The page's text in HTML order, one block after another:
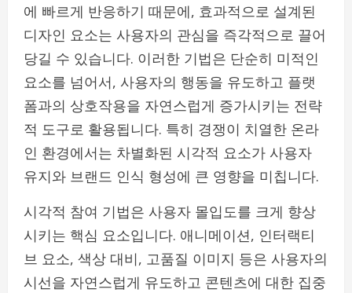
에 빠르게 반응하기 때문에, 효과적으로 설계된
디자인 요소는 사용자의 관심을 즉각적으로 끌어
당길 수 있습니다. 이러한 기법은 단순히 미적인
요소를 넘어서, 사용자의 행동을 유도하고 플랫
폼과의 상호작용을 자연스럽게 증가시키는 전략
적 도구로 활용됩니다. 특히 경쟁이 치열한 온라
인 환경에서는 차별화된 시각적 요소가 사용자
유지와 브랜드 인식 형성에 큰 영향을 미칩니다.
시각적 참여 기법은 사용자 몰입도를 크게 향상
시키는 핵심 요소입니다. 애니메이션, 인터랙티
브 요소, 색상 대비, 고품질 이미지 등은 사용자의
시선을 자연스럽게 유도하고 콘텐츠에 대한 집중